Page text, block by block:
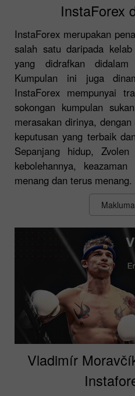
InstaForex
InstaForex merupakan
salah satu daripada
yang didrafkan
Kumpulan ini juga
InstaForex mempunyai
sokongan kumpulan
merasakan dirinya,
keputusan yang terbaik
Sepanjang hidup,
kebolehannya,
menang dan terus menang.
Vladimír